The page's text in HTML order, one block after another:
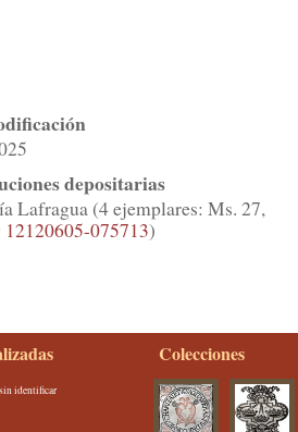
depositarias
Lafragua (4 ejemplares: Ms. 27,
12120605-075713)
identificar
Colecciones